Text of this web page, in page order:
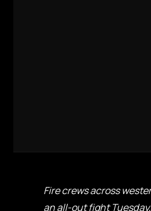
Fire crews across
an all-out fight